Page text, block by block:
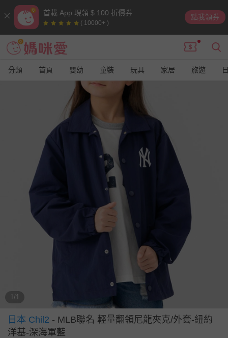
首載 App 現領 $ 100 折價券
( 10000+ )
點我領券
分類 首頁 嬰幼 童裝 玩具 家居 旅遊
1/1
日本 Chil2 - MLB聯名 輕量翻領尼龍夾克/外套-紐約
洋基-深海軍藍